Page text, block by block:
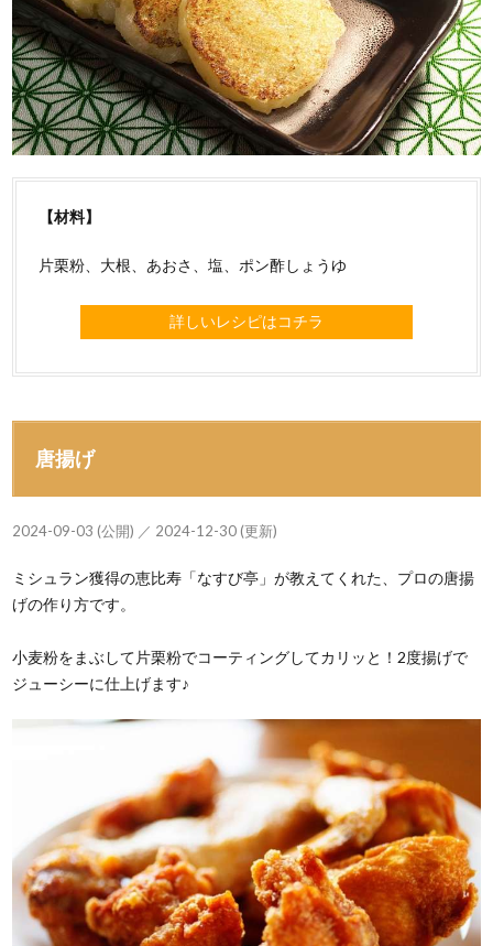
【材料】
片栗粉、大根、あおさ、塩、ポン酢しょうゆ
詳しいレシピはコチラ
唐揚げ
2024-09-03 (公開) ／ 2024-12-30 (更新)
ミシュラン獲得の恵比寿「なすび亭」が教えてくれた、プロの唐揚
げの作り方です。
小麦粉をまぶして片栗粉でコーティングしてカリッと！2度揚げで
ジューシーに仕上げます♪